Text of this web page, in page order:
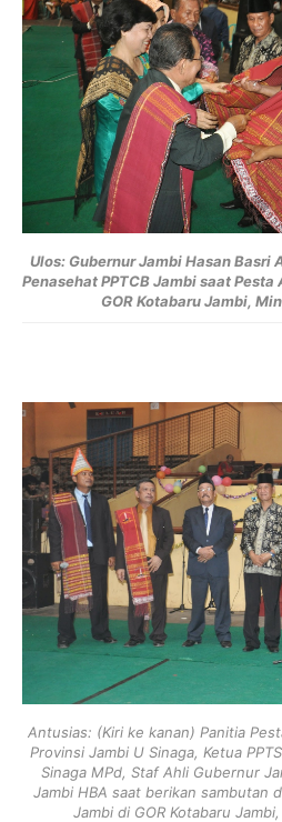
Ulos: Gubernur Jambi Hasan Basri
Penasehat PPTCB Jambi saat Pesta
GOR Kotabaru Jambi,
Antusias: (Kiri ke kanan) Panitia
Provinsi Jambi U Sinaga, Ketua
Sinaga MPd, Staf Ahli Gubernur
Jambi HBA saat berikan sambutan
Jambi di GOR Kotabaru